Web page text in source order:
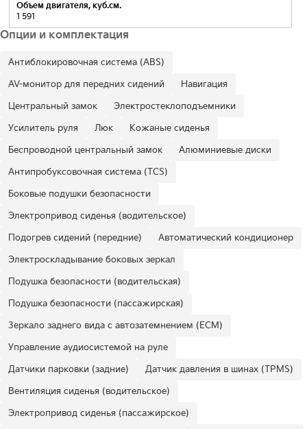
Объем двигателя, куб.см.
1 591
Опции и комплектация
Антиблокировочная система (ABS)
AV-монитор для передних сидений
Навигация
Центральный замок
Электростеклоподъемники
Усилитель руля
Люк
Кожаные сиденья
Беспроводной центральный замок
Алюминиевые диски
Антипробуксовочная система (TCS)
Боковые подушки безопасности
Электропривод сиденья (водительское)
Подогрев сидений (передние)
Автоматический кондиционер
Электроскладывание боковых зеркал
Подушка безопасности (водительская)
Подушка безопасности (пассажирская)
Зеркало заднего вида с автозатемнением (ECM)
Управление аудиосистемой на руле
Датчики парковки (задние)
Датчик давления в шинах (TPMS)
Вентиляция сиденья (водительское)
Электропривод сиденья (пассажирское)